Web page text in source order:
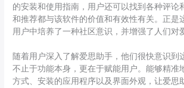
的安装和使用指南，用户还可以找到各种评论
和推荐都与该软件的价值和有效性有关。正是
用户中培养了一种社区意识，并增强了人们对
随着用户深入了解爱思助手，他们很快意识到
不止于功能本身，更在于赋能用户。能够精准
方式、安装的应用程序以及界面外观，让爱思